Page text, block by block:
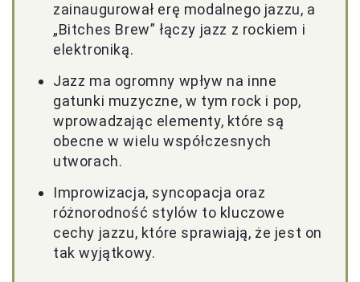
zainaugurował erę modalnego jazzu, a
„Bitches Brew” łączy jazz z rockiem i
elektroniką.
Jazz ma ogromny wpływ na inne
gatunki muzyczne, w tym rock i pop,
wprowadzając elementy, które są
obecne w wielu współczesnych
utworach.
Improwizacja, syncopacja oraz
różnorodność stylów to kluczowe
cechy jazzu, które sprawiają, że jest on
tak wyjątkowy.